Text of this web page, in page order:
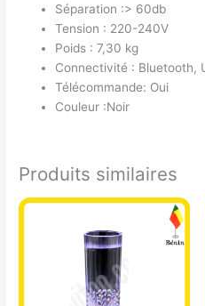
Séparation :> 60db
Tension : 220-240V
Poids : 7,30 kg
Connectivité : Bluetooth,
Télécommande: Oui
Couleur :Noir
Produits similaires
Ce
produit